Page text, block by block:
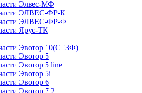
Элвес-МФ
ЭЛВЕС-ФР-К
ЭЛВЕС-ФР-Ф
Ярус-ТК
Эвотор 10(СТ3Ф)
Эвотор 5
Эвотор 5 line
Эвотор 5i
Эвотор 6
Эвотор 7.2